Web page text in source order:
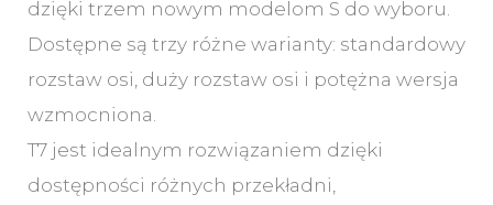
dzięki trzem nowym modelom S do wyboru.
Dostępne są trzy różne warianty: standardowy
rozstaw osi, duży rozstaw osi i potężna wersja
wzmocniona.
T7 jest idealnym rozwiązaniem dzięki
dostępności różnych przekładni,